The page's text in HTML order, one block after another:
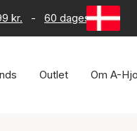
kr. - 60 dages returret
Outlet Om A-